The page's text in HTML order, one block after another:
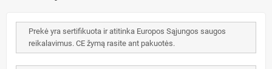
Prekė yra sertifikuota ir atitinka Europos Sąjungos saugos
reikalavimus. CE žymą rasite ant pakuotės.